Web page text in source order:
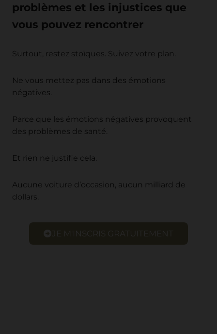
problèmes et les injustices que
vous pouvez rencontrer
Surtout, restez stoïques. Suivez votre plan.
Ne vous mettez pas dans des émotions
négatives.
Parce que les émotions négatives provoquent
des problèmes de santé.
Et rien ne justifie cela.
Aucune voiture d’occasion, aucun milliard de
dollars.